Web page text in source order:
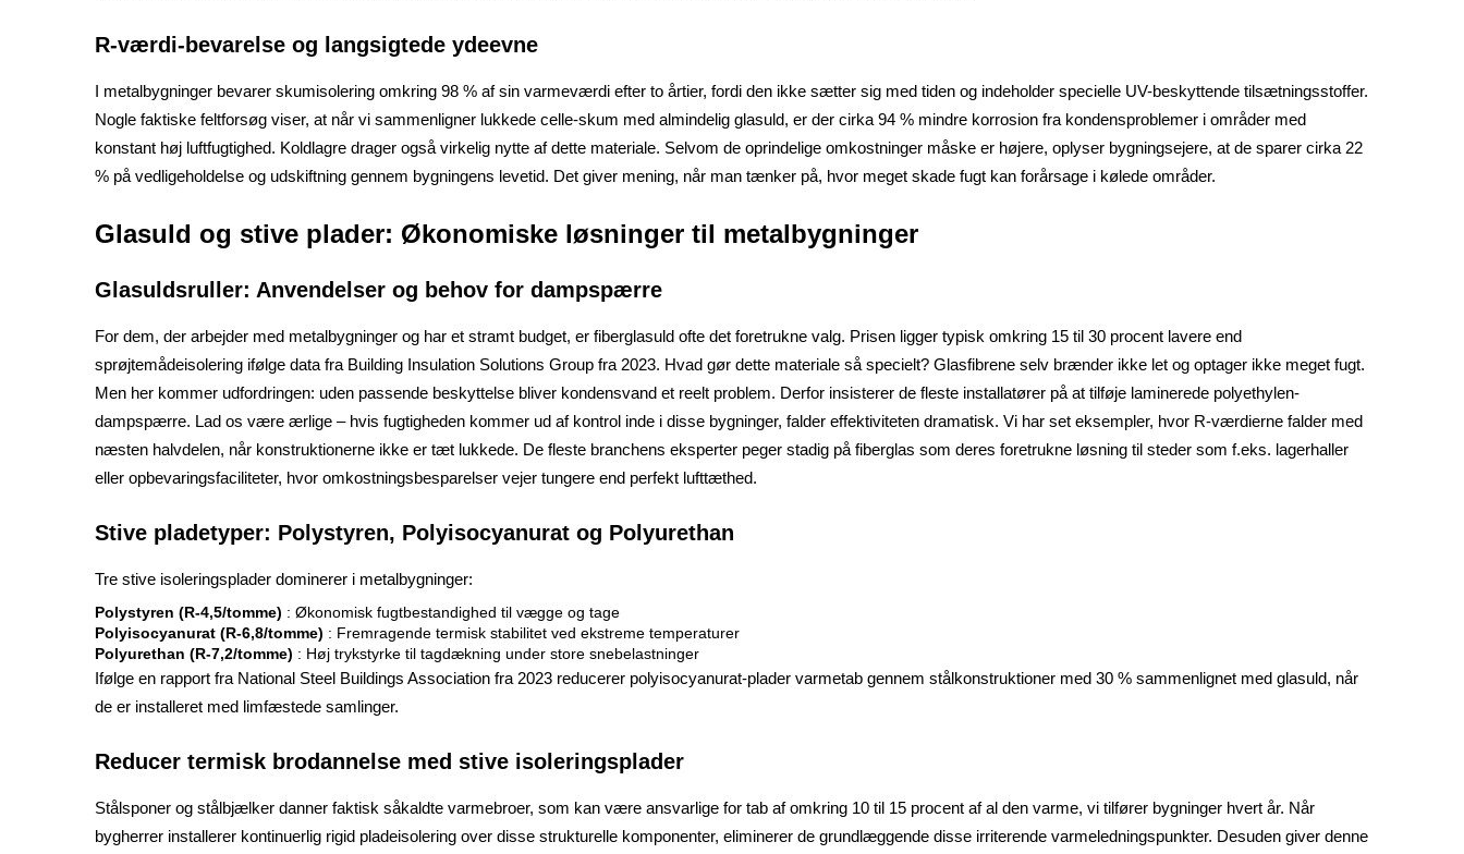
R-værdi-bevarelse og langsigtede ydeevne
I metalbygninger bevarer skumisolering omkring 98 % af sin varmeværdi efter to årtier, fordi den ikke sætter sig med tiden og indeholder specielle UV-beskyttende tilsætningsstoffer.
Nogle faktiske feltforsøg viser, at når vi sammenligner lukkede celle-skum med almindelig glasuld, er der cirka 94 % mindre korrosion fra kondensproblemer i områder med
konstant høj luftfugtighed. Koldlagre drager også virkelig nytte af dette materiale. Selvom de oprindelige omkostninger måske er højere, oplyser bygningsejere, at de sparer cirka 22
% på vedligeholdelse og udskiftning gennem bygningens levetid. Det giver mening, når man tænker på, hvor meget skade fugt kan forårsage i kølede områder.
Glasuld og stive plader: Økonomiske løsninger til metalbygninger
Glasuldsruller: Anvendelser og behov for dampspærre
For dem, der arbejder med metalbygninger og har et stramt budget, er fiberglasuld ofte det foretrukne valg. Prisen ligger typisk omkring 15 til 30 procent lavere end
sprøjtemådeisolering ifølge data fra Building Insulation Solutions Group fra 2023. Hvad gør dette materiale så specielt? Glasfibrene selv brænder ikke let og optager ikke meget fugt.
Men her kommer udfordringen: uden passende beskyttelse bliver kondensvand et reelt problem. Derfor insisterer de fleste installatører på at tilføje laminerede polyethylen-
dampspærre. Lad os være ærlige – hvis fugtigheden kommer ud af kontrol inde i disse bygninger, falder effektiviteten dramatisk. Vi har set eksempler, hvor R-værdierne falder med
næsten halvdelen, når konstruktionerne ikke er tæt lukkede. De fleste branchens eksperter peger stadig på fiberglas som deres foretrukne løsning til steder som f.eks. lagerhaller
eller opbevaringsfaciliteter, hvor omkostningsbesparelser vejer tungere end perfekt lufttæthed.
Stive pladetyper: Polystyren, Polyisocyanurat og Polyurethan
Tre stive isoleringsplader dominerer i metalbygninger:
Polystyren (R-4,5/tomme) : Økonomisk fugtbestandighed til vægge og tage
Polyisocyanurat (R-6,8/tomme) : Fremragende termisk stabilitet ved ekstreme temperaturer
Polyurethan (R-7,2/tomme) : Høj trykstyrke til tagdækning under store snebelastninger
Ifølge en rapport fra National Steel Buildings Association fra 2023 reducerer polyisocyanurat-plader varmetab gennem stålkonstruktioner med 30 % sammenlignet med glasuld, når
de er installeret med limfæstede samlinger.
Reducer termisk brodannelse med stive isoleringsplader
Stålsponer og stålbjælker danner faktisk såkaldte varmebroer, som kan være ansvarlige for tab af omkring 10 til 15 procent af al den varme, vi tilfører bygninger hvert år. Når
bygherrer installerer kontinuerlig rigid pladeisolering over disse strukturelle komponenter, eliminerer de grundlæggende disse irriterende varmeledningspunkter. Desuden giver denne